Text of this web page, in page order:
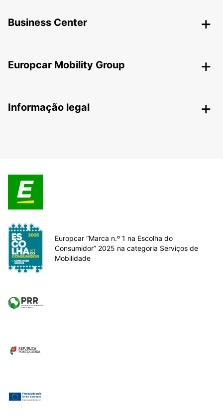
Business Center
Europcar Mobility Group
Informação legal
Europcar “Marca n.º 1 na Escolha do
Consumidor” 2025 na categoria Serviços de
Mobilidade